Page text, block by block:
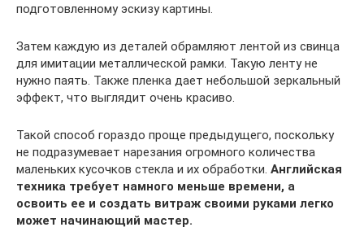
подготовленному эскизу картины.
Затем каждую из деталей обрамляют лентой из свинца
для имитации металлической рамки. Такую ленту не
нужно паять. Также пленка дает небольшой зеркальный
эффект, что выглядит очень красиво.
Такой способ гораздо проще предыдущего, поскольку
не подразумевает нарезания огромного количества
маленьких кусочков стекла и их обработки. Английская
техника требует намного меньше времени, а
освоить ее и создать витраж своими руками легко
может начинающий мастер.